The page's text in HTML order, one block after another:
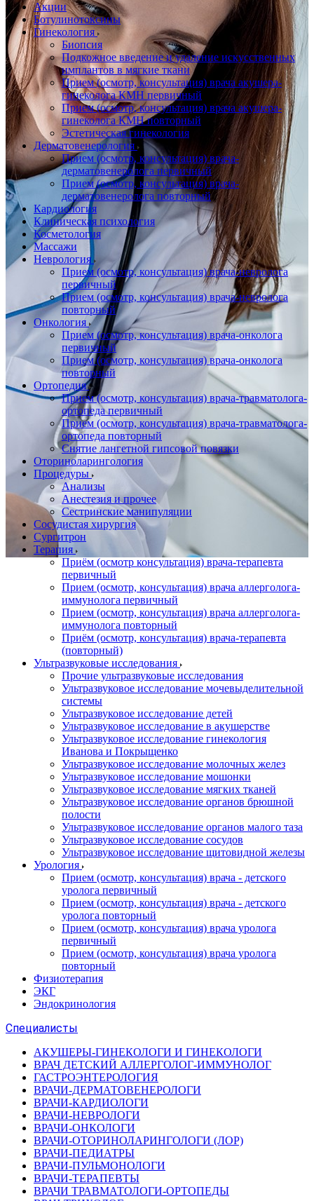
Акции
Ботулинотоксины
Гинекология
Биопсия
Подкожное введение и удаление искусственных
имплантов в мягкие ткани
Прием (осмотр, консультация) врача акушера-
гинеколога КМН первичный
Прием (осмотр, консультация) врача акушера-
гинеколога КМН повторный
Эстетическая гинекология
Дерматовенерология
Прием (осмотр, консультация) врача-
дерматовенеролога первичный
Прием (осмотр, консультация) врача-
дерматовенеролога повторный
Кардиология
Клиническая психология
Косметология
Массажи
Неврология
Прием (осмотр, консультация) врача-невролога
первичный
Прием (осмотр, консультация) врача-невролога
повторный
Онкология
Прием (осмотр, консультация) врача-онколога
первичный
Прием (осмотр, консультация) врача-онколога
повторный
Ортопедия
Прием (осмотр, консультация) врача-травматолога-
ортопеда первичный
Прием (осмотр, консультация) врача-травматолога-
ортопеда повторный
Снятие лангетной гипсовой повязки
Оториноларингология
Процедуры
Анализы
Анестезия и прочее
Сестринские манипуляции
Сосудистая хирургия
Сургитрон
Терапия
Приём (осмотр консультация) врача-терапевта
первичный
Прием (осмотр, консультация) врача аллерголога-
иммунолога первичный
Прием (осмотр, консультация) врача аллерголога-
иммунолога повторный
Приём (осмотр, консультация) врача-терапевта
(повторный)
Ультразвуковые исследования
Прочие ультразвуковые исследования
Ультразвуковое исследование мочевыделительной
системы
Ультразвуковое исследование детей
Ультразвуковое исследование в акушерстве
Ультразвуковое исследование гинекология
Иванова и Покрыщенко
Ультразвуковое исследование молочных желез
Ультразвуковое исследование мошонки
Ультразвуковое исследование мягких тканей
Ультразвуковое исследование органов брюшной
полости
Ультразвуковое исследование органов малого таза
Ультразвуковое исследование сосудов
Ультразвуковое исследование щитовидной железы
Урология
Прием (осмотр, консультация) врача - детского
уролога первичный
Прием (осмотр, консультация) врача - детского
уролога повторный
Прием (осмотр, консультация) врача уролога
первичный
Прием (осмотр, консультация) врача уролога
повторный
Физиотерапия
ЭКГ
Эндокринология
Специалисты
АКУШЕРЫ-ГИНЕКОЛОГИ И ГИНЕКОЛОГИ
ВРАЧ ДЕТСКИЙ АЛЛЕРГОЛОГ-ИММУНОЛОГ
ГАСТРОЭНТЕРОЛОГИЯ
ВРАЧИ-ДЕРМАТОВЕНЕРОЛОГИ
ВРАЧИ-КАРДИОЛОГИ
ВРАЧИ-НЕВРОЛОГИ
ВРАЧИ-ОНКОЛОГИ
ВРАЧИ-ОТОРИНОЛАРИНГОЛОГИ (ЛОР)
ВРАЧИ-ПЕДИАТРЫ
ВРАЧИ-ПУЛЬМОНОЛОГИ
ВРАЧИ-ТЕРАПЕВТЫ
ВРАЧИ ТРАВМАТОЛОГИ-ОРТОПЕДЫ